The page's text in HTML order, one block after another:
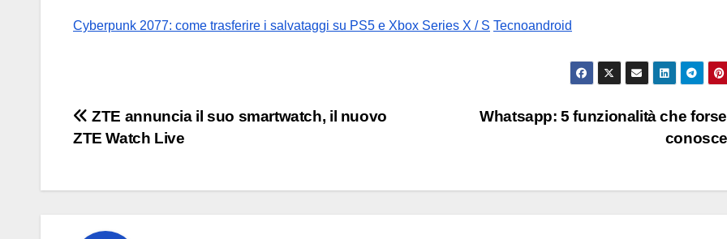
Cyberpunk 2077: come trasferire i salvataggi su PS5 e Xbox Series X / S Tecnoandroid
Navigazione
Whatsapp: 5 funzionalità che
ZTE annuncia il suo smartwatch, il nuovo
ZTE Watch Live